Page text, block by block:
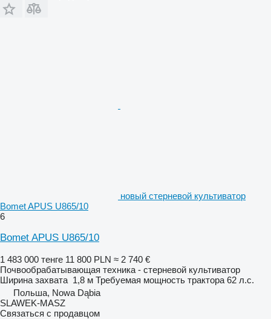
новый стерневой культиватор
Bomet APUS U865/10
6
Bomet APUS U865/10
1 483 000 тенге 11 800 PLN ≈ 2 740 €
Почвообрабатывающая техника - стерневой культиватор
Ширина захвата 1,8 м Требуемая мощность трактора 62 л.с.
Польша, Nowa Dąbia
SLAWEK-MASZ
Связаться с продавцом